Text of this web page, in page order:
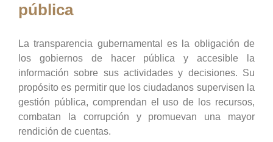
pública
La transparencia gubernamental es la obligación de
los gobiernos de hacer pública y accesible la
información sobre sus actividades y decisiones. Su
propósito es permitir que los ciudadanos supervisen la
gestión pública, comprendan el uso de los recursos,
combatan la corrupción y promuevan una mayor
rendición de cuentas.